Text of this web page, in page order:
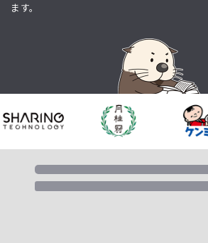
ます。